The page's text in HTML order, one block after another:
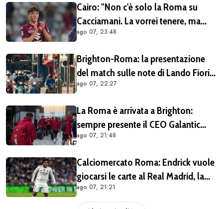
Cairo: "Non c'è solo la Roma su
Cacciamani. La vorrei tenere, ma
vediamo"
ago 07, 23:48
Brighton-Roma: la presentazione
del match sulle note di Lando Fiorini
(VIDEO)
ago 07, 22:27
La Roma è arrivata a Brighton:
sempre presente il CEO Galantic
(VIDEO)
ago 07, 21:48
Calciomercato Roma: Endrick vuole
giocarsi le carte al Real Madrid, la
pista si complica
ago 07, 21:21